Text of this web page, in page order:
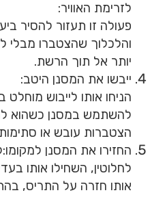
לזרימת האוויר:
פעולה זו תעזור להסיר
והלכלוך שהצטברו מבלי
יותר אל תוך הרשת.
ייבשו את המסנן היטב:
הניחו אותו לייבוש מוחלט
להשתמש במסנן כשהוא
הצטברות עובש או
החזירו את המסנן
לחלוטין, השחילו אותו
אותו חזרה על התריס,